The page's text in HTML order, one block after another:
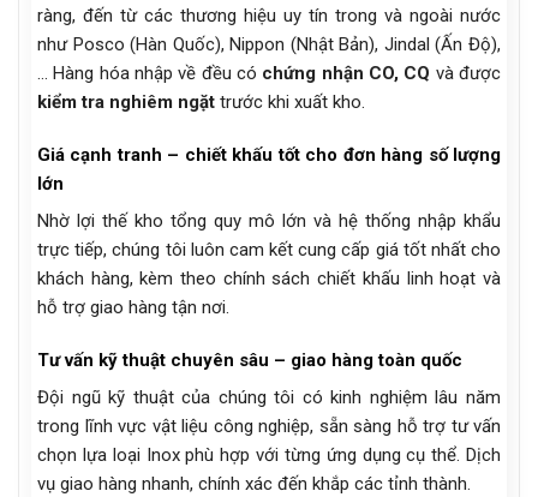
ràng, đến từ các thương hiệu uy tín trong và ngoài nước
như Posco (Hàn Quốc), Nippon (Nhật Bản), Jindal (Ấn Độ),
… Hàng hóa nhập về đều có chứng nhận CO, CQ và được
kiểm tra nghiêm ngặt trước khi xuất kho.
Giá cạnh tranh – chiết khấu tốt cho đơn hàng số lượng
lớn
Nhờ lợi thế kho tổng quy mô lớn và hệ thống nhập khẩu
trực tiếp, chúng tôi luôn cam kết cung cấp giá tốt nhất cho
khách hàng, kèm theo chính sách chiết khấu linh hoạt và
hỗ trợ giao hàng tận nơi.
Tư vấn kỹ thuật chuyên sâu – giao hàng toàn quốc
Đội ngũ kỹ thuật của chúng tôi có kinh nghiệm lâu năm
trong lĩnh vực vật liệu công nghiệp, sẵn sàng hỗ trợ tư vấn
chọn lựa loại Inox phù hợp với từng ứng dụng cụ thể. Dịch
vụ giao hàng nhanh, chính xác đến khắp các tỉnh thành.